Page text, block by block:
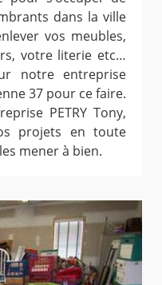
dans la ville
vos meubles,
votre literie etc…
notre entreprise
37 pour ce faire.
PETRY Tony,
projets en toute
mener à bien.